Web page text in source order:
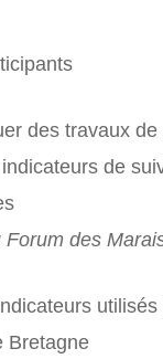
des travaux de
de
des
Bretagne